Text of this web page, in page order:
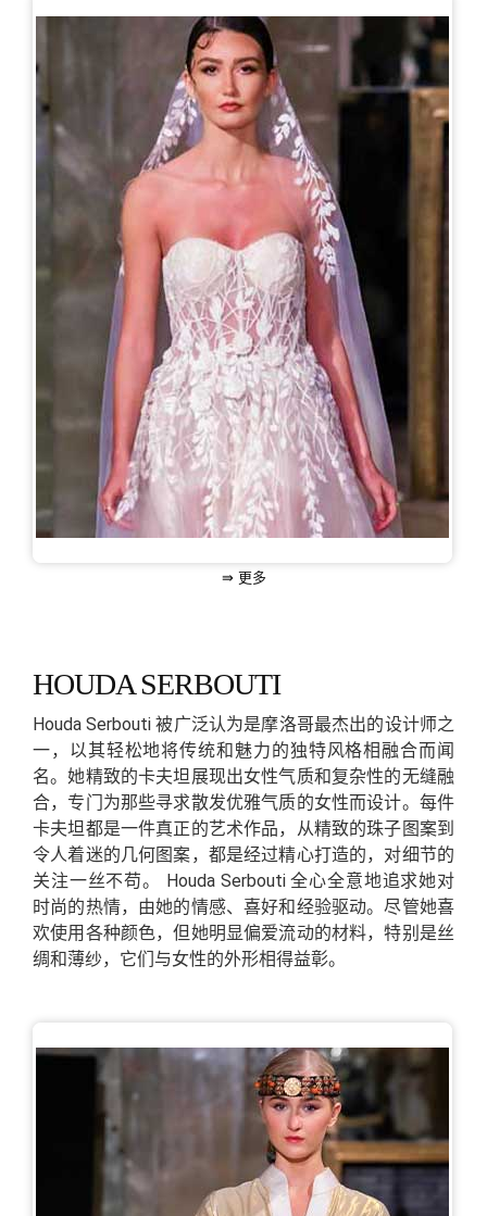
⇛ 更多
HOUDA SERBOUTI
Houda Serbouti 被广泛认为是摩洛哥最杰出的设计师之
一，以其轻松地将传统和魅力的独特风格相融合而闻
名。她精致的卡夫坦展现出女性气质和复杂性的无缝融
合，专门为那些寻求散发优雅气质的女性而设计。每件
卡夫坦都是一件真正的艺术作品，从精致的珠子图案到
令人着迷的几何图案，都是经过精心打造的，对细节的
关注一丝不苟。 Houda Serbouti 全心全意地追求她对
时尚的热情，由她的情感、喜好和经验驱动。尽管她喜
欢使用各种颜色，但她明显偏爱流动的材料，特别是丝
绸和薄纱，它们与女性的外形相得益彰。